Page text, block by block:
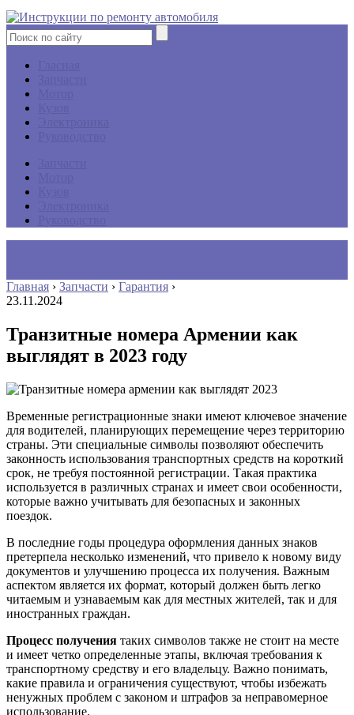
Главная › Запчасти › Гарантия ›
23.11.2024
Транзитные номера Армении как
выглядят в 2023 году
Временные регистрационные знаки имеют ключевое значение
для водителей, планирующих перемещение через территорию
страны. Эти специальные символы позволяют обеспечить
законность использования транспортных средств на короткий
срок, не требуя постоянной регистрации. Такая практика
используется в различных странах и имеет свои особенности,
которые важно учитывать для безопасных и законных
поездок.
В последние годы процедура оформления данных знаков
претерпела несколько изменений, что привело к новому виду
документов и улучшению процесса их получения. Важным
аспектом является их формат, который должен быть легко
читаемым и узнаваемым как для местных жителей, так и для
иностранных граждан.
Процесс получения таких символов также не стоит на месте
и имеет четко определенные этапы, включая требования к
транспортному средству и его владельцу. Важно понимать,
какие правила и ограничения существуют, чтобы избежать
ненужных проблем с законом и штрафов за неправомерное
использование.